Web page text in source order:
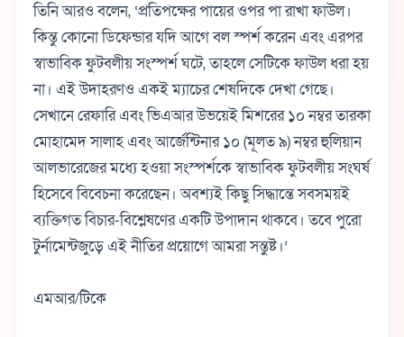
তিনি আরও বলেন, ‘প্রতিপক্ষের পায়ের ওপর পা রাখা ফাউল।
কিন্তু কোনো ডিফেন্ডার যদি আগে বল স্পর্শ করেন এবং এরপর
স্বাভাবিক ফুটবলীয় সংস্পর্শ ঘটে, তাহলে সেটিকে ফাউল ধরা হয়
না। এই উদাহরণও একই ম্যাচের শেষদিকে দেখা গেছে।
সেখানে রেফারি এবং ভিএআর উভয়েই মিশরের ১০ নম্বর তারকা
মোহামেদ সালাহ এবং আর্জেন্টিনার ১০ (মূলত ৯) নম্বর হুলিয়ান
আলভারেজের মধ্যে হওয়া সংস্পর্শকে স্বাভাবিক ফুটবলীয় সংঘর্ষ
হিসেবে বিবেচনা করেছেন। অবশ্যই কিছু সিদ্ধান্তে সবসময়ই
ব্যক্তিগত বিচার-বিশ্লেষণের একটি উপাদান থাকবে। তবে পুরো
টুর্নামেন্টজুড়ে এই নীতির প্রয়োগে আমরা সন্তুষ্ট।’
এমআর/টিকে